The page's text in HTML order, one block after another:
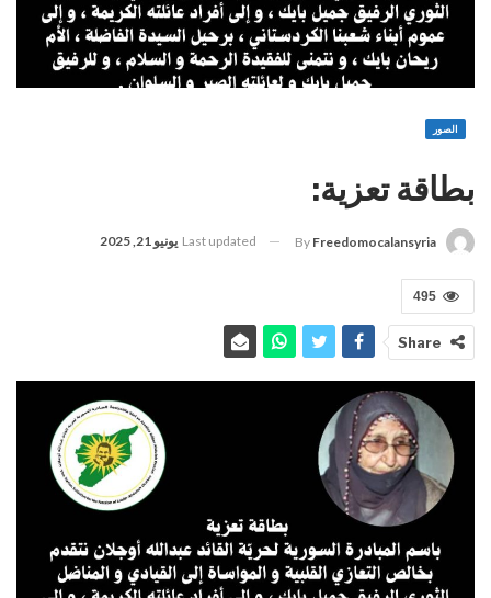
الصور
بطاقة تعزية:
By Freedomocalansyria
Last updated يونيو 21, 2025
495
Share